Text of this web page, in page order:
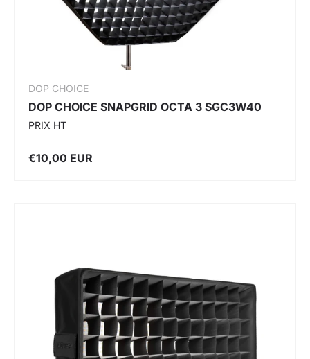
DOP CHOICE
DOP CHOICE SNAPGRID OCTA 3 SGC3W40
PRIX HT
€10,00 EUR